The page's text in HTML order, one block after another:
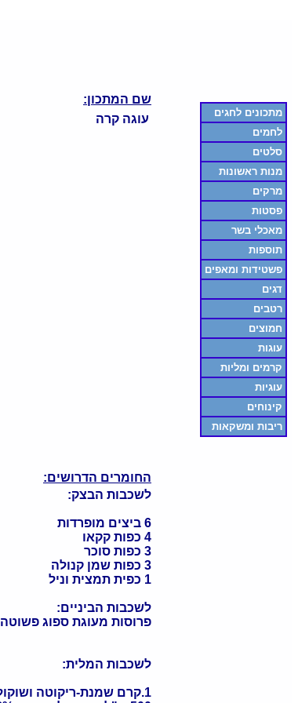
מתכונים לחגים
לחמים
סלטים
מנות ראשונות
מרקים
פסטות
מאכלי בשר
תוספות
פשטידות ומאפים
דגים
רטבים
חמוצים
עוגות
קרמים ומליות
עוגיות
קינוחים
ריבות ומשקאות
שם המתכון:
עוגה קרה
החומרים הדרושים:
לשכבות הבצק:
6 ביצים מופרדות
4 כפות קקאו
3 כפות סוכר
3 כפות שמן קנולה
1 כפית תמצית וניל
לשכבות הביניים:
פרוסות מעוגת ספוג פשוטה
לשכבות המלית:
1.קרם שמנת-ריקוטה ושוקולד לבן: